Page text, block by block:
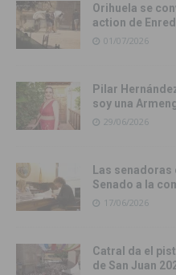
Orihuela se
action de
01/07/2026
Pilar
soy una
29/06/2026
Las senadoras
Senado a la
17/06/2026
Catral da el
de San Juan